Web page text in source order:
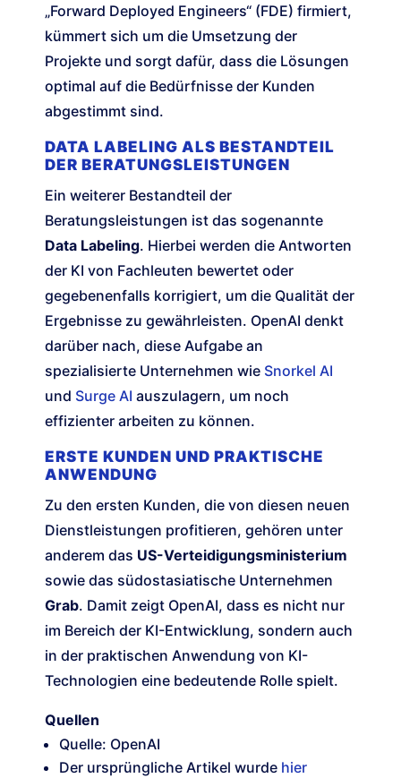
„Forward Deployed Engineers“ (FDE) firmiert,
kümmert sich um die Umsetzung der
Projekte und sorgt dafür, dass die Lösungen
optimal auf die Bedürfnisse der Kunden
abgestimmt sind.
DATA LABELING ALS BESTANDTEIL
DER BERATUNGSLEISTUNGEN
Ein weiterer Bestandteil der
Beratungsleistungen ist das sogenannte
Data Labeling. Hierbei werden die Antworten
der KI von Fachleuten bewertet oder
gegebenenfalls korrigiert, um die Qualität der
Ergebnisse zu gewährleisten. OpenAI denkt
darüber nach, diese Aufgabe an
spezialisierte Unternehmen wie Snorkel AI
und Surge AI auszulagern, um noch
effizienter arbeiten zu können.
ERSTE KUNDEN UND PRAKTISCHE
ANWENDUNG
Zu den ersten Kunden, die von diesen neuen
Dienstleistungen profitieren, gehören unter
anderem das US-Verteidigungsministerium
sowie das südostasiatische Unternehmen
Grab. Damit zeigt OpenAI, dass es nicht nur
im Bereich der KI-Entwicklung, sondern auch
in der praktischen Anwendung von KI-
Technologien eine bedeutende Rolle spielt.
Quellen
Quelle: OpenAI
Der ursprüngliche Artikel wurde hier